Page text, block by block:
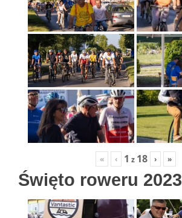
« ‹ 1 z 18 › »
Święto roweru 2023